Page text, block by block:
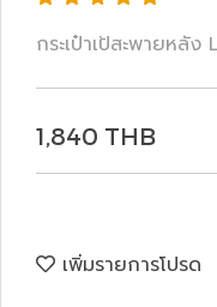
กระเป๋าเป้สะพายหลั
1,840 THB
เพิ่มรายการโปรด